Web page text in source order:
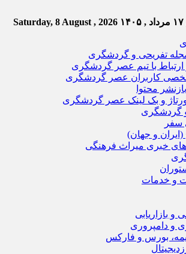
Saturday, 8 August , 2026
تفریحی و گردشگری
با تیم عصر گردشگری
کاربران عصر گردشگری
محتوا
و بک لینک عصر گردشگری
گردشگری
سفر
(ایران و جهان)
خبری میراث فرهنگی
و خدمات
و بازاریابی
و دامپروری
بورس و فارکس